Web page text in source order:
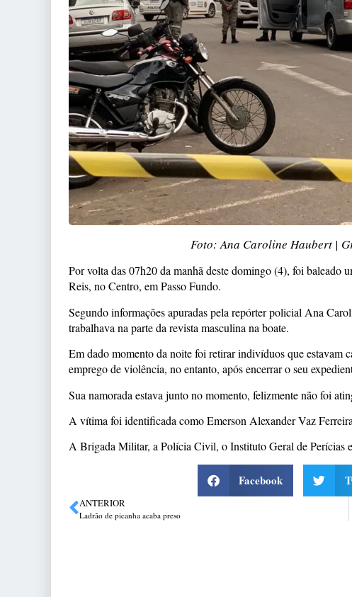
Foto: Ana Caroline Haubert |
Por volta das 07h20 da manhã deste domingo (4), foi baleado
Reis, no Centro, em Passo Fundo.
Segundo informações apuradas pela repórter policial Ana
trabalhava na parte da revista masculina na boate.
Em dado momento da noite foi retirar indivíduos que estavam
emprego de violência, no entanto, após encerrar o seu
Sua namorada estava junto no momento, felizmente não foi
A vítima foi identificada como Emerson Alexander Vaz
A Brigada Militar, a Polícia Civil, o Instituto Geral de Perícias
Facebook
ANTERIOR
Ladrão de picanha acaba preso